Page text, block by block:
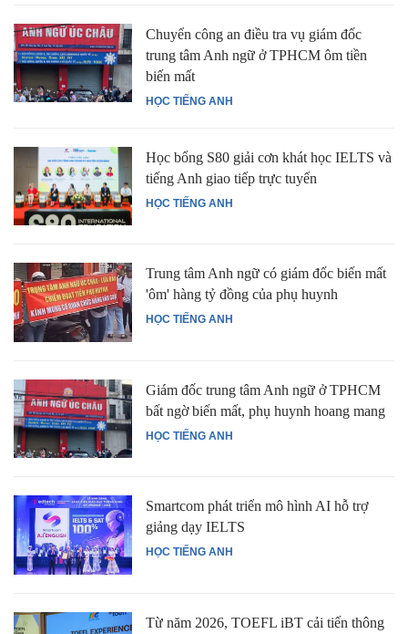
HỌC TIẾNG ANH
Chuyển công an điều tra vụ giám đốc
trung tâm Anh ngữ ở TPHCM ôm tiền
biến mất
HỌC TIẾNG ANH
Học bổng S80 giải cơn khát học IELTS và
tiếng Anh giao tiếp trực tuyến
HỌC TIẾNG ANH
Trung tâm Anh ngữ có giám đốc biến mất
'ôm' hàng tỷ đồng của phụ huynh
HỌC TIẾNG ANH
Giám đốc trung tâm Anh ngữ ở TPHCM
bất ngờ biến mất, phụ huynh hoang mang
HỌC TIẾNG ANH
Smartcom phát triển mô hình AI hỗ trợ
giảng dạy IELTS
Từ năm 2026, TOEFL iBT cải tiến thông